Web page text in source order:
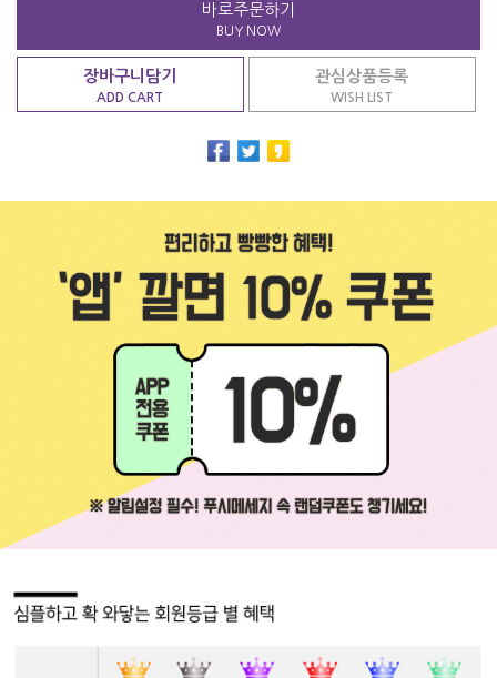
바로주문하기
BUY NOW
장바구니담기
ADD CART
관심상품등록
WISH LIST